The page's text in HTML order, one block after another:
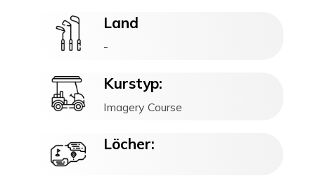
Land
-
Kurstyp:
Imagery Course
Löcher: